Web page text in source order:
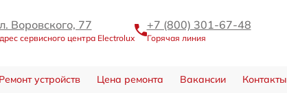
Воровского, 77
сервисного центра Electrolux
+7 (800) 301-67-48
Горячая линия
устройств Цена ремонта Вакансии Контакты